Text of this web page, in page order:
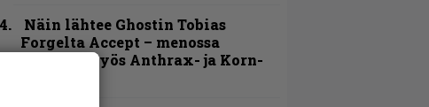
Näin lähtee Ghostin Tobias
Forgelta Accept – menossa
mukana myös Anthrax- ja Korn-